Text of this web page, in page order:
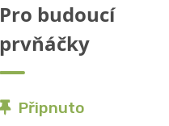
Pro budoucí
prvňáčky
Připnuto